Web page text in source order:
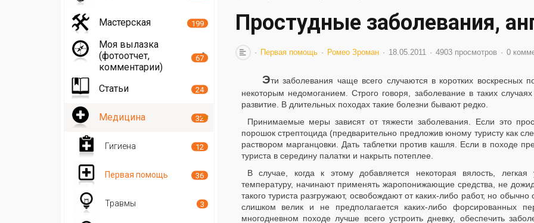
Простудные заболевания,
Первая помощь Ромео Зроман 18.05.2011 4903 просмотров 0
Эти заболевания чаще всего случаются в коротких
некоторым недомоганием. Строго говоря, заболевание в таких
развитие. В длительных походах такие болезни бывают редко.
Принимаемые меры зависят от тяжести заболевания. Если это
порошок стрептоцида (предварительно предложив юному туристу как
раствором марганцовки. Дать таблетки против кашля. Если в походе
туриста в середину палатки и накрыть потеплее.
В случае, когда к этому добавляется некоторая вялость,
температуру, начинают применять жаропонижающие средства, не
такого туриста разгружают, освобождают от каких-либо работ, но
слишком велик и не предполагается каких-либо форсированных
многодневном походе лучше всего устроить дневку, обеспечить
Мастерская 199
Моя вылазка
(фотоотчет,
комментарии)
67
Статьи 24
Медицина 32
Гигиена 12
Первая помощь 36
Травмы 3